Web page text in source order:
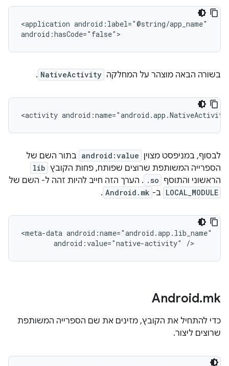
<application android:label="@string/app_name"
android:hasCode="false">
בשורה הבאה מוצהר על המחלקה NativeActivity
.
<activity
לבסוף, במניפסט מצוין android:value בתור השם של
הספרייה המשותפת שרוצים שפותח, פחות הקובץ lib
הראשוני והתוסף .so . הערך הזה חייב להיות זהה ל- השם של
LOCAL_MODULE ב- Android.mk
.
<meta-data
android:value="native-activity"
/>
Android.mk
כדי להתחיל את הקובץ, מזינים את שם הספרייה המשותפת
שרוצים ליצור.